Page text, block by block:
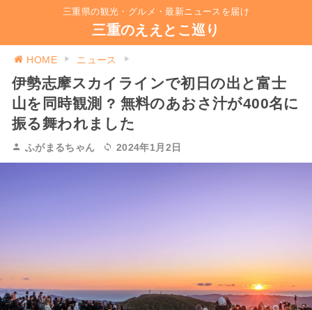
三重県の観光・グルメ・最新ニュースを届け
三重のええとこ巡り
HOME ニュース
伊勢志摩スカイラインで初日の出と富士
山を同時観測 ? 無料のあおさ汁が400名に
振る舞われました
ふがまるちゃん 2024年1月2日